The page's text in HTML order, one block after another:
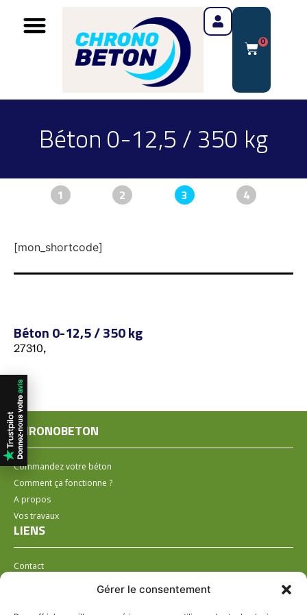
Gérer le consentement
0
Béton 0-12,5 / 350 kg
1 2 3 4
[mon_shortcode]
Béton 0-12,5 / 350 kg
27310,
CHRONOBETON
Commandez votre béton
Comment ça fonctionne ?
A propos
Vos travaux
LIENS
Contact